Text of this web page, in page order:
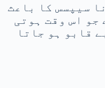
سیپسس کا باعث
جو اس وقت ہوتی
قابو ہو جاتا